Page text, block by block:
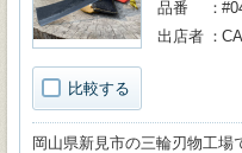
比較する
品番
出店者
岡山県新見市の三輪刃物工